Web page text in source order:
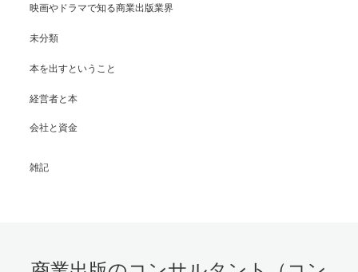
映画やドラマで知る商業出版業界
未分類
本を出すということ
経営者と本
会社と資金
雑記